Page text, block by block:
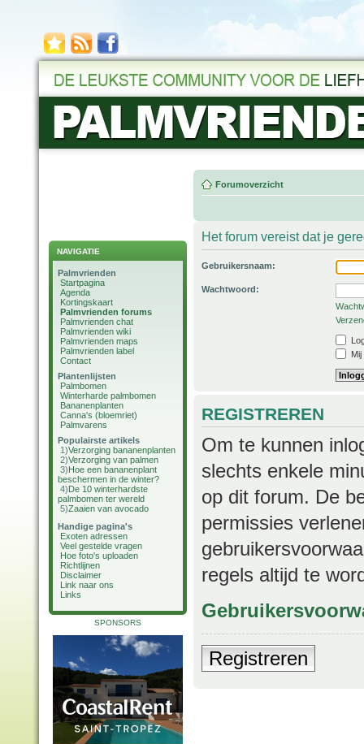
NAVIGATIE
Palmvrienden
Startpagina
Agenda
Kortingskaart
Palmvrienden forums
Palmvrienden chat
Palmvrienden wiki
Palmvrienden maps
Palmvrienden label
Contact
Plantenlijsten
Palmbomen
Winterharde palmbomen
Bananenplanten
Canna's (bloemriet)
Palmvarens
Populairste artikels
1)Verzorging bananenplanten
2)Verzorging van palmen
3)Hoe een bananenplant
beschermen in de winter?
4)De 10 winterhardste
palmbomen ter wereld
5)Zaaien van avocado
Handige pagina's
Exoten adressen
Veel gestelde vragen
Hoe foto's uploaden
Richtlijnen
Disclaimer
Link naar ons
Links
SPONSORS
Forumoverzicht
Het forum vereist dat je
Gebruikersnaam:
Wachtwoord:
REGISTREREN
Om te kunnen
slechts enkele
op dit forum. De
permissies
regels altijd te
Registreren